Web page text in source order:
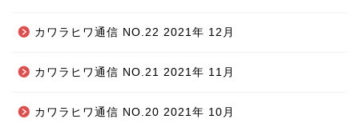
カワラヒワ通信 NO.22 2021年 12月
カワラヒワ通信 NO.21 2021年 11月
カワラヒワ通信 NO.20 2021年 10月